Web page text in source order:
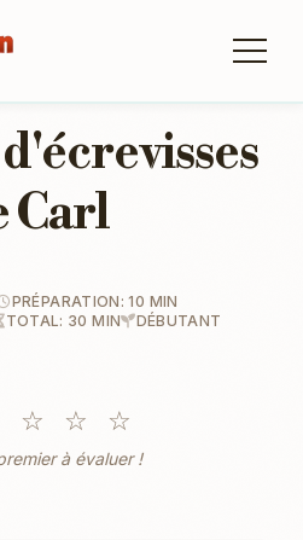
Carl
PRÉPARATION: 10 MIN
TOTAL: 30 MIN DÉBUTANT
☆ ☆ ☆
à évaluer !